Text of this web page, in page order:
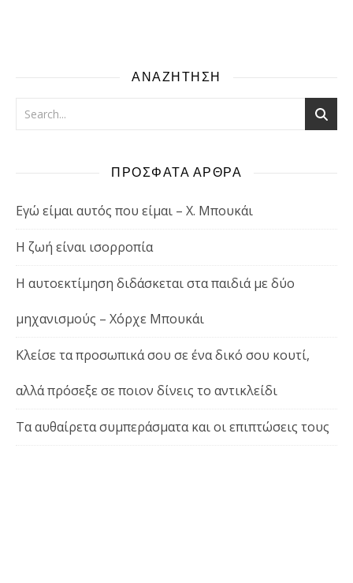
ΑΝΑΖΗΤΗΣΗ
ΠΡΟΣΦΑΤΑ ΑΡΘΡΑ
Εγώ είμαι αυτός που είμαι – Χ. Μπουκάι
Η ζωή είναι ισορροπία
Η αυτοεκτίμηση διδάσκεται στα παιδιά με δύο
μηχανισμούς – Χόρχε Μπουκάι
Κλείσε τα προσωπικά σου σε ένα δικό σου κουτί,
αλλά πρόσεξε σε ποιον δίνεις το αντικλείδι
Τα αυθαίρετα συμπεράσματα και οι επιπτώσεις τους